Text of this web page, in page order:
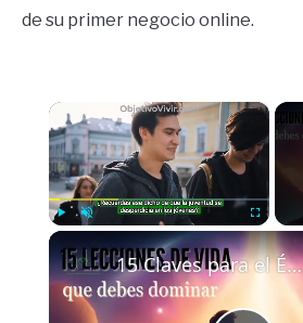
de su primer negocio online.
×
Fullscreen
15 Claves para el Éxito y la Superación: Lecciones de Vida Reveladas